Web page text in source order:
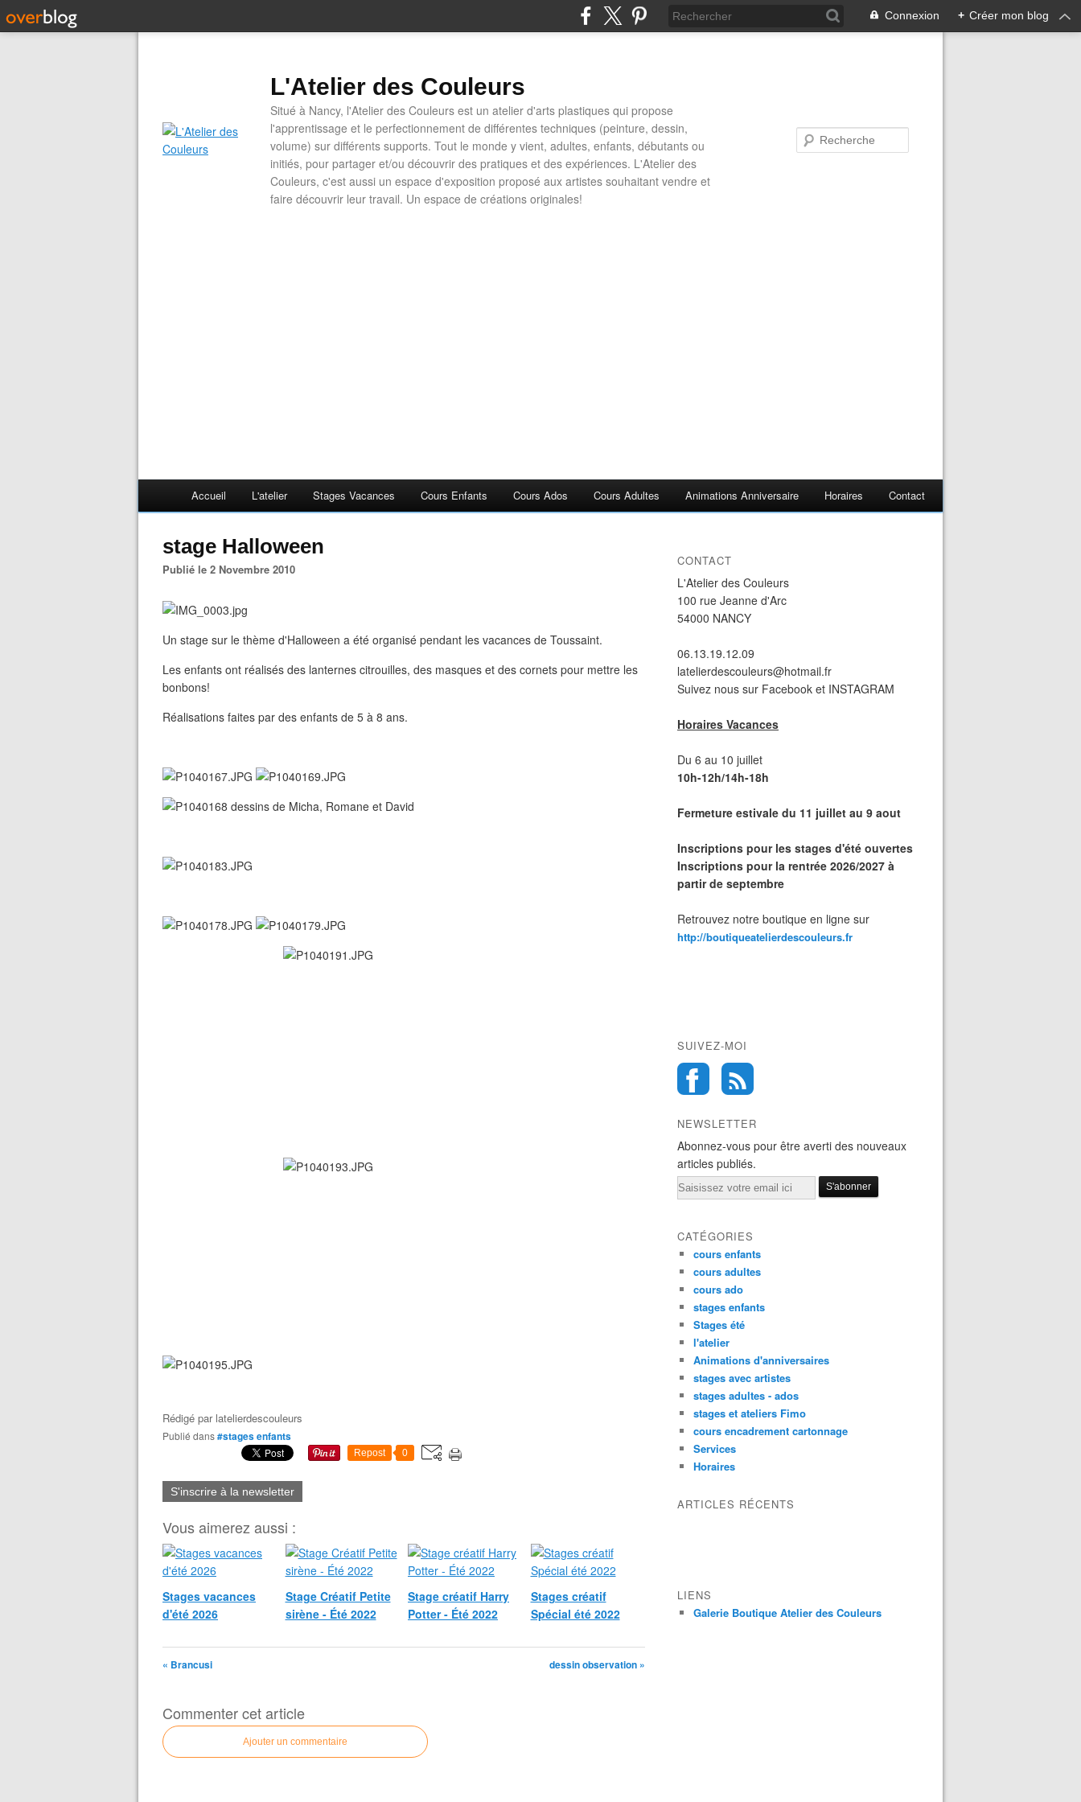
Connexion + Créer mon blog
L'Atelier des Couleurs
Situé à Nancy, l'Atelier des Couleurs est un atelier d'arts plastiques qui propose
l'apprentissage et le perfectionnement de différentes techniques (peinture, dessin,
volume) sur différents supports. Tout le monde y vient, adultes, enfants, débutants ou
initiés, pour partager et/ou découvrir des pratiques et des expériences. L'Atelier des
Couleurs, c'est aussi un espace d'exposition proposé aux artistes souhaitant vendre et
faire découvrir leur travail. Un espace de créations originales!
Accueil L'atelier Stages Vacances Cours Enfants Cours Ados Cours Adultes Animations Anniversaire Horaires Contact
stage Halloween
Publié le 2 Novembre 2010
Un stage sur le thème d'Halloween a été organisé pendant les vacances de Toussaint.
Les enfants ont réalisés des lanternes citrouilles, des masques et des cornets pour mettre les
bonbons!
Réalisations faites par des enfants de 5 à 8 ans.
dessins de Micha, Romane et David
Rédigé par latelierdescouleurs
Publié dans#stages enfants
Repost 0
S'inscrire à la newsletter
Vous aimerez aussi :
Stages vacances
d'été 2026
Stage Créatif Petite
sirène - Été 2022
Stage créatif Harry
Potter - Été 2022
Stages créatif
Spécial été 2022
« Brancusi dessin observation »
Commenter cet article
Ajouter un commentaire
CONTACT
L'Atelier des Couleurs
100 rue Jeanne d'Arc
54000 NANCY
06.13.19.12.09
latelierdescouleurs@hotmail.fr
Suivez nous sur Facebook et INSTAGRAM
Horaires Vacances
Du 6 au 10 juillet
10h-12h/14h-18h
Fermeture estivale du 11 juillet au 9 aout
Inscriptions pour les stages d'été ouvertes
Inscriptions pour la rentrée 2026/2027 à
partir de septembre
Retrouvez notre boutique en ligne sur
http://boutiqueatelierdescouleurs.fr
SUIVEZ-MOI
NEWSLETTER
Abonnez-vous pour être averti des nouveaux
articles publiés.
Email
CATÉGORIES
cours enfants
cours adultes
cours ado
stages enfants
Stages été
l'atelier
Animations d'anniversaires
stages avec artistes
stages adultes - ados
stages et ateliers Fimo
cours encadrement cartonnage
Services
Horaires
ARTICLES RÉCENTS
LIENS
Galerie Boutique Atelier des Couleurs